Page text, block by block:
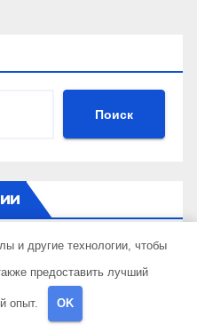
Поиск
получить
время
Аргентины: Полное
и другие технологии, чтобы
предоставить лучший
опыт. OK